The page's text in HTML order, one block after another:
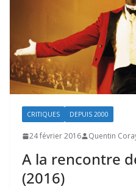
CRITIQUES DEPUIS 2000
24 février 2016 Quentin
A la rencontre
(2016)